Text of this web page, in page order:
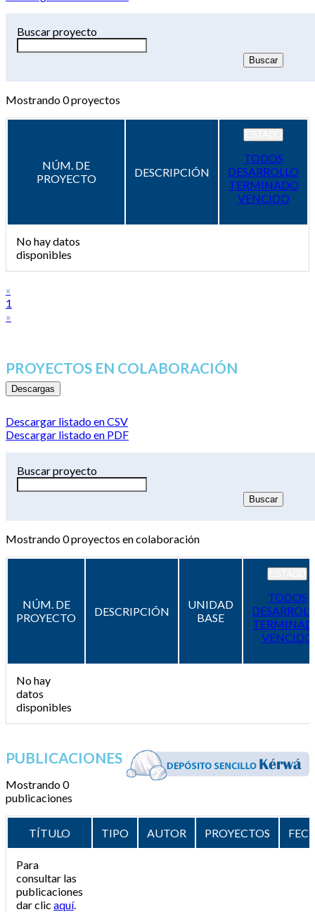
Buscar proyecto
Mostrando0proyectos
NÚM. DE
PROYECTO
DESCRIPCIÓN
TODOS
DESARROLLO
TERMINADO
VENCIDO
No hay datos
disponibles
«
1
»
PROYECTOS EN COLABORACIÓN
Descargas
Descargar listado en CSV
Descargar listado en PDF
Buscar proyecto
Mostrando0proyectos en colaboración
NÚM. DE
PROYECTO
DESCRIPCIÓN
UNIDAD
BASE
TODOS
VENCIDO
No hay
datos
disponibles
PUBLICACIONES
Mostrando 0
publicaciones
TÍTULO TIPO AUTOR PROYECTOS
Para
consultar las
publicaciones
dar clic aquí.